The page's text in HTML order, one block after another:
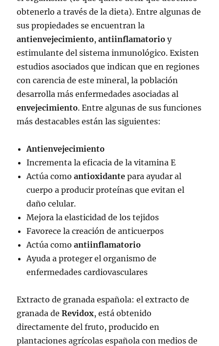
obtenerlo a través de la dieta). Entre algunas de
sus propiedades se encuentran la
antienvejecimiento,antiinflamatorio y
estimulante del sistema inmunológico. Existen
estudios asociados que indican que en regiones
con carencia de este mineral, la población
desarrolla más enfermedades asociadas al
envejecimiento. Entre algunas de sus funciones
más destacables están las siguientes:
Antienvejecimiento
Incrementa la eficacia de la vitamina E
Actúa comoantioxidante para ayudar al
cuerpo a producir proteínas que evitan el
daño celular.
Mejora la elasticidad de los tejidos
Favorece la creación de anticuerpos
Actúa comoantiinflamatorio
Ayuda a proteger el organismo de
enfermedades cardiovasculares
Extracto de granada española: el extracto de
granada deRevidox, está obtenido
directamente del fruto, producido en
plantaciones agrícolas española con medios de